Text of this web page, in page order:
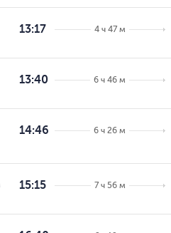
13:17 4 ч 47 м
13:40 6 ч 46 м
14:46 6 ч 26 м
15:15 7 ч 56 м